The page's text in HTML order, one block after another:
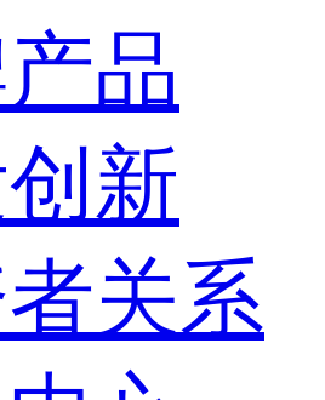
品
新
关系